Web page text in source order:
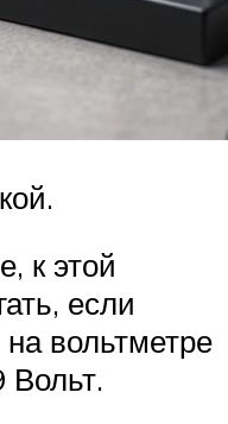
к этой
если
вольтметре
Вольт.